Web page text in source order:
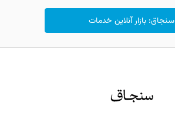
سنجاق: بازار آنلاین خدمات